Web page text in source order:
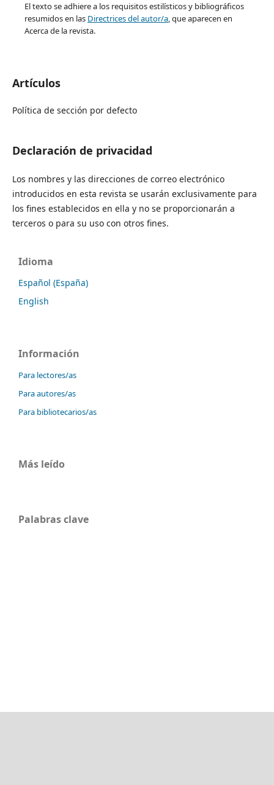
El texto se adhiere a los requisitos estilísticos y bibliográficos
resumidos en las Directrices del autor/a, que aparecen en
Acerca de la revista.
Artículos
Política de sección por defecto
Declaración de privacidad
Los nombres y las direcciones de correo electrónico
introducidos en esta revista se usarán exclusivamente para
los fines establecidos en ella y no se proporcionarán a
terceros o para su uso con otros fines.
Idioma
Español (España)
English
Información
Para lectores/as
Para autores/as
Para bibliotecarios/as
Más leído
Palabras clave